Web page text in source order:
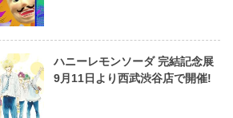
ハニーレモンソーダ 完結記念展
9月11日より西武渋谷店で開催!